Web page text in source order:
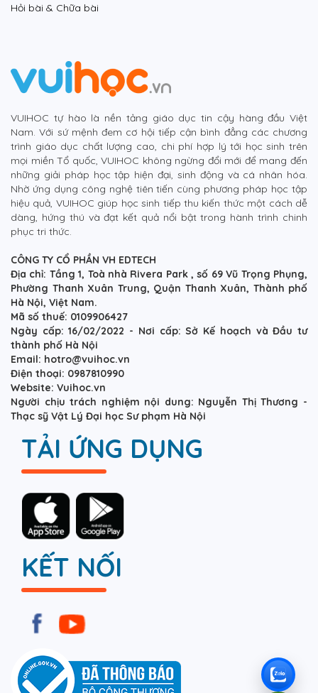
Hỏi bài & Chữa bài
VUIHOC tự hào là nền tảng giáo dục tin cậy hàng đầu Việt
Nam. Với sứ mệnh đem cơ hội tiếp cận bình đẳng các chương
trình giáo dục chất lượng cao, chi phí hợp lý tới học sinh trên
mọi miền Tổ quốc, VUIHOC không ngừng đổi mới để mang đến
những giải pháp học tập hiện đại, sinh động và cá nhân hóa.
Nhờ ứng dụng công nghệ tiên tiến cùng phương pháp học tập
hiệu quả, VUIHOC giúp học sinh tiếp thu kiến thức một cách dễ
dàng, hứng thú và đạt kết quả nổi bật trong hành trình chinh
phục tri thức.
CÔNG TY CỔ PHẦN VH EDTECH
Địa chỉ: Tầng 1, Toà nhà Rivera Park , số 69 Vũ Trọng Phụng,
Phường Thanh Xuân Trung, Quận Thanh Xuân, Thành phố
Hà Nội, Việt Nam.
Mã số thuế: 0109906427
Ngày cấp: 16/02/2022 - Nơi cấp: Sở Kế hoạch và Đầu tư
thành phố Hà Nội
Email: hotro@vuihoc.vn
Điện thoại: 0987810990
Website: Vuihoc.vn
Người chịu trách nghiệm nội dung: Nguyễn Thị Thương -
Thạc sỹ Vật Lý Đại học Sư phạm Hà Nội
TẢI ỨNG DỤNG
KẾT NỐI